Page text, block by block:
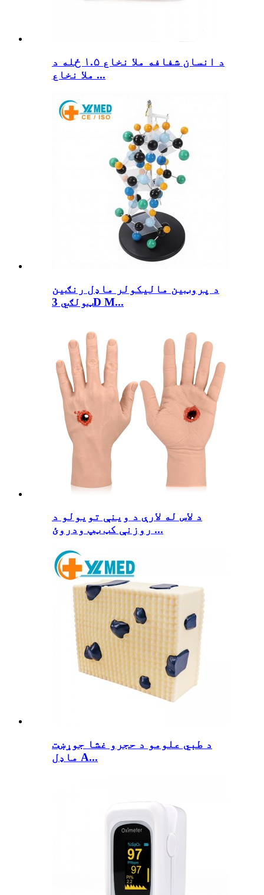
د انسان شفافه ملا نخاع ۱.۵ ځله د
ملا نخاع ...
د پروټین مالیکولر ماډل رنګین
ټولګي 3D M...
د لاس له لارې د وینې تویولو د
روزنې کټ ټپ ودروئ ...
د طبي علومو د حجرو غشا جوړښت
ماډل A...